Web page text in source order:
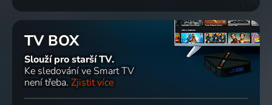
TV BOX
Slouží pro starší TV.
Ke sledování ve Smart TV
není třeba. Zjistit více